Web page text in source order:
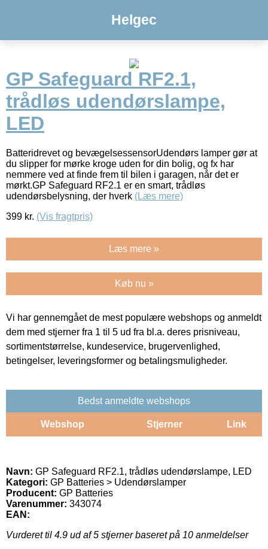
Helgec
GP Safeguard RF2.1,
trådløs udendørslampe,
LED
Batteridrevet og bevægelsessensorUdendørs lamper gør at
du slipper for mørke kroge uden for din bolig, og fx har
nemmere ved at finde frem til bilen i garagen, når det er
mørkt.GP Safeguard RF2.1 er en smart, trådløs
udendørsbelysning, der hverk (Læs mere)
399 kr. (Vis fragtpris)
Læs mere »
Køb nu »
Vi har gennemgået de mest populære webshops og anmeldt
dem med stjerner fra 1 til 5 ud fra bl.a. deres prisniveau,
sortimentstørrelse, kundeservice, brugervenlighed,
betingelser, leveringsformer og betalingsmuligheder.
Bedst anmeldte webshops
Webshop Stjerner Link
Navn: GP Safeguard RF2.1, trådløs udendørslampe, LED
Kategori: GP Batteries > Udendørslamper
Producent: GP Batteries
Varenummer: 343074
EAN:
Vurderet til 4.9 ud af 5 stjerner baseret på 10 anmeldelser